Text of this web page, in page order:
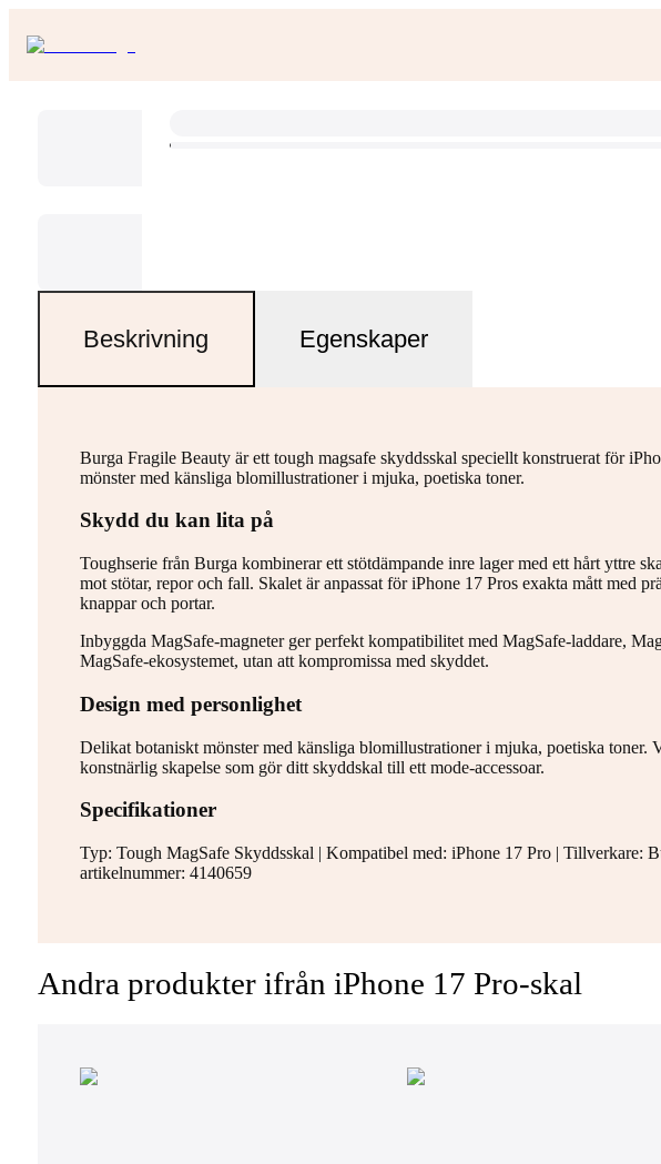
Beskrivning Egenskaper
Burga Fragile Beauty är ett tough magsafe skyddsskal speciellt konstruerat för
mönster med känsliga blomillustrationer i mjuka, poetiska toner.
Skydd du kan lita på
Toughserie från Burga kombinerar ett stötdämpande inre lager med ett hårt yttre
mot stötar, repor och fall. Skalet är anpassat för iPhone 17 Pros exakta mått med
knappar och portar.
Inbyggda MagSafe-magneter ger perfekt kompatibilitet med MagSafe-laddare,
MagSafe-ekosystemet, utan att kompromissa med skyddet.
Design med personlighet
Delikat botaniskt mönster med känsliga blomillustrationer i mjuka, poetiska toner.
konstnärlig skapelse som gör ditt skyddskal till ett mode-accessoar.
Specifikationer
Typ: Tough MagSafe Skyddsskal | Kompatibel med: iPhone 17 Pro | Tillverkare:
artikelnummer: 4140659
Andra produkter ifrån iPhone 17 Pro-skal